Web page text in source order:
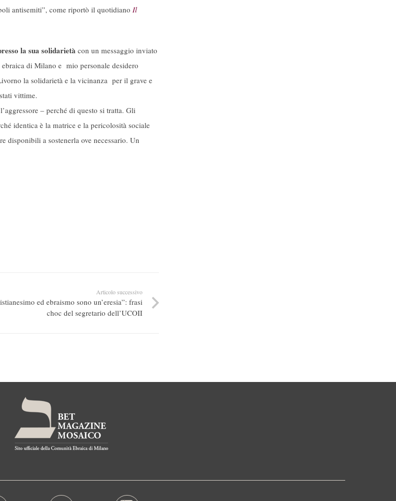
antisemiti”, come riportò il quotidiano Il
la sua solidarietà con un messaggio inviato
di Milano e mio personale desidero
la solidarietà e la vicinanza per il grave e
vittime.
– perché di questo si tratta. Gli
identica è la matrice e la pericolosità sociale
disponibili a sostenerla ove necessario. Un
Articolo successivo
ed ebraismo sono un’eresia”: frasi
choc del segretario dell’UCOII